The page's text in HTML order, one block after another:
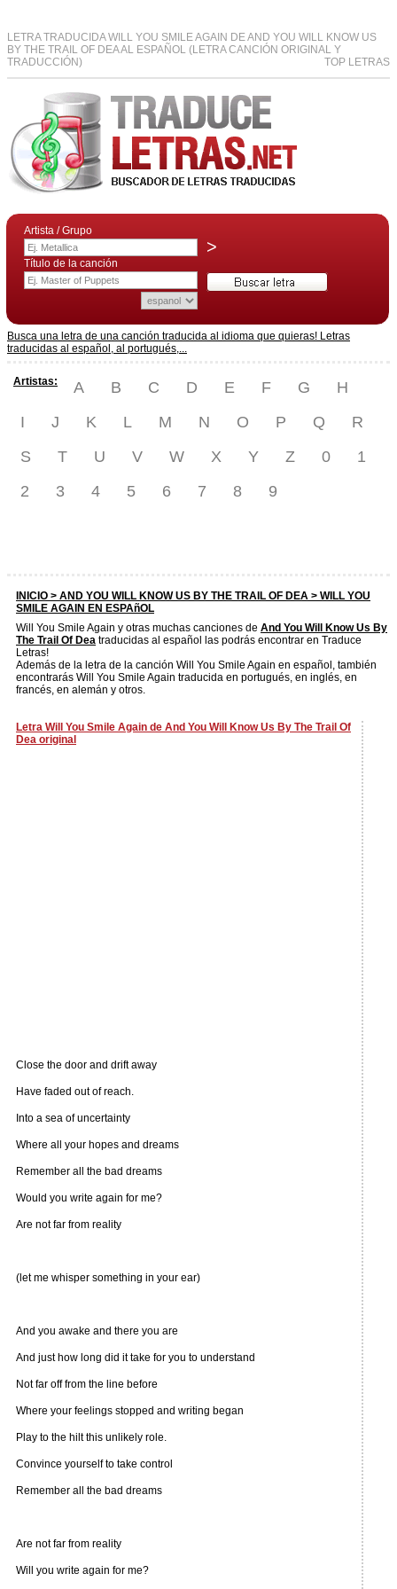
LETRA TRADUCIDA WILL YOU SMILE AGAIN DE AND YOU WILL KNOW US
BY THE TRAIL OF DEA AL ESPAÑOL (LETRA CANCIÓN ORIGINAL Y
TRADUCCIÓN)
TOP LETRAS
Artista / Grupo
>
Título de la canción
Busca una letra de una canción traducida al idioma que quieras! Letras
traducidas al español, al portugués,...
Artistas: A B C D E F G
H
I
J K L M N O P Q
R
S
T U V W X Y Z 0
1
2
3 4 5 6 7 8 9
INICIO > AND YOU WILL KNOW US BY THE TRAIL OF DEA > WILL YOU
SMILE AGAIN EN ESPAñOL
Will You Smile Again y otras muchas canciones de And You Will Know Us By
The Trail Of Dea traducidas al español las podrás encontrar en Traduce
Letras!
Además de la letra de la canción Will You Smile Again en español, también
encontrarás Will You Smile Again traducida en portugués, en inglés, en
francés, en alemán y otros.
Letra Will You Smile Again de And You Will Know Us By The Trail Of
Dea original
Close the door and drift away
Have faded out of reach.
Into a sea of uncertainty
Where all your hopes and dreams
Remember all the bad dreams
Would you write again for me?
Are not far from reality
(let me whisper something in your ear)
And you awake and there you are
And just how long did it take for you to understand
Not far off from the line before
Where your feelings stopped and writing began
Play to the hilt this unlikely role.
Convince yourself to take control
Remember all the bad dreams
Are not far from reality
Will you write again for me?